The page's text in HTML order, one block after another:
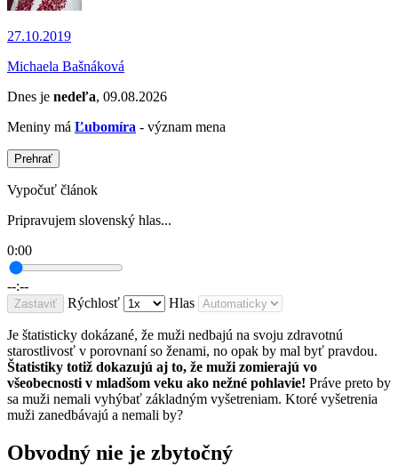
27.10.2019
Michaela Bašnáková
Dnes je nedeľa, 09.08.2026
Meniny má Ľubomíra - význam mena
Prehrať
Vypočuť článok
Pripravujem slovenský hlas...
0:00
--:--
Zastaviť Rýchlosť Hlas
Je štatisticky dokázané, že muži nedbajú na svoju zdravotnú
starostlivosť v porovnaní so ženami, no opak by mal byť pravdou.
Štatistiky totiž dokazujú aj to, že muži zomierajú vo
všeobecnosti v mladšom veku ako nežné pohlavie! Práve preto by
sa muži nemali vyhýbať základným vyšetreniam. Ktoré vyšetrenia
muži zanedbávajú a nemali by?
Obvodný nie je zbytočný